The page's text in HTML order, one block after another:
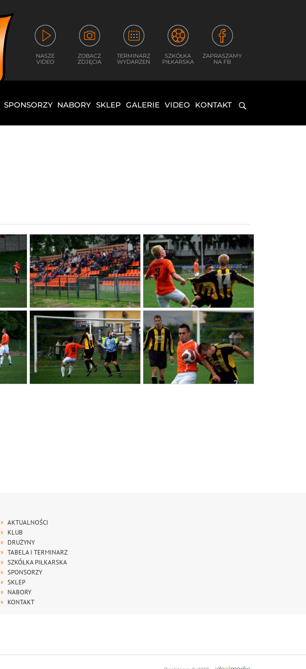
NASZE
VIDEO
ZOBACZ
ZDJĘCIA
TERMINARZ
WYDARZEŃ
SZKÓŁKA
PIŁKARSKA
ZAPRASZAMY
NA FB
SPONSORZY NABORY SKLEP GALERIE VIDEO KONTAKT
AKTUALNOŚCI
KLUB
DRUŻYNY
TABELA I TERMINARZ
SZKÓŁKA PIŁKARSKA
SPONSORZY
SKLEP
NABORY
KONTAKT